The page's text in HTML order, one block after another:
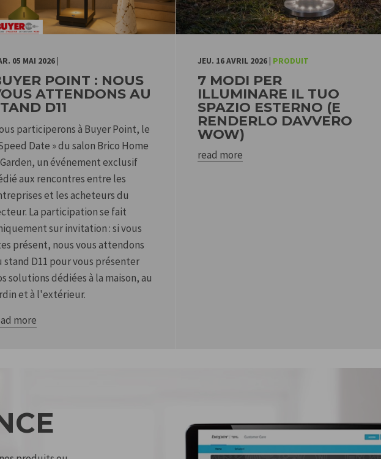
05 MAI 2026
POINT : NOUS
ATTENDONS AU
D11
participerons à Buyer Point, le
Date » du salon Brico Home
un événement exclusif
aux rencontres entre les
et les acheteurs du
La participation se fait
sur invitation : si vous
présent, nous vous attendons
stand D11 pour vous présenter
solutions dédiées à la maison, au
et à l'extérieur.
more
JEU. 16 AVRIL 2026| PRODUIT
7 MODI PER
ILLUMINARE IL TUO
SPAZIO ESTERNO (E
RENDERLO DAVVERO
WOW)
read more